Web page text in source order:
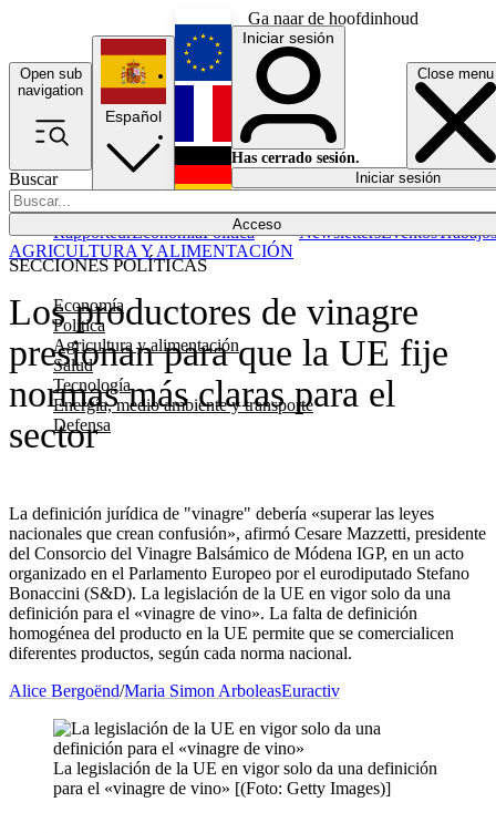
Ga naar de hoofdinhoud
Open sub
navigation
Close menu
Buscar
Acceso
SECCIONES POLÍTICAS
Economía
Política
Agricultura y alimentación
Salud
Tecnología
Energía, medio ambiente y transporte
Defensa
RapporteurEconomíaPolítica NewslettersEventosTrabajos
Español
English
Français
Iniciar sesión
Has cerrado sesión.
Iniciar sesión
Los productores de vinagre
presionan para que la UE fije
normas más claras para el
sector
La definición jurídica de "vinagre" debería «superar las leyes
nacionales que crean confusión», afirmó Cesare Mazzetti, presidente
del Consorcio del Vinagre Balsámico de Módena IGP, en un acto
organizado en el Parlamento Europeo por el eurodiputado Stefano
Bonaccini (S&D). La legislación de la UE en vigor solo da una
definición para el «vinagre de vino». La falta de definición
homogénea del producto en la UE permite que se comercialicen
diferentes productos, según cada norma nacional.
AGRICULTURA Y ALIMENTACIÓN
Alice Bergoënd/Maria Simon ArboleasEuractiv
La legislación de la UE en vigor solo da una definición
para el «vinagre de vino» [(Foto: Getty Images)]